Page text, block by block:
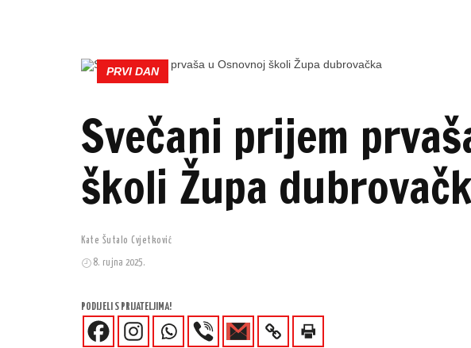
PRVI DAN
Svečani prijem
školi Župa
Kate Šutalo Cvjetković
8. rujna 2025.
PODIJELI S PRIJATELJIMA!